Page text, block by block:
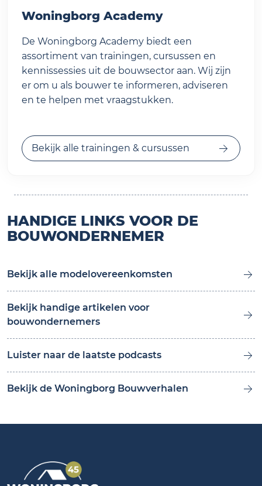
Woningborg Academy
De Woningborg Academy biedt een
assortiment van trainingen, cursussen en
kennissessies uit de bouwsector aan. Wij zijn
er om u als bouwer te informeren, adviseren
en te helpen met vraagstukken.
Bekijk alle trainingen & cursussen
HANDIGE LINKS VOOR DE
BOUWONDERNEMER
Bekijk alle modelovereenkomsten
Bekijk handige artikelen voor
bouwondernemers
Luister naar de laatste podcasts
Bekijk de Woningborg Bouwverhalen